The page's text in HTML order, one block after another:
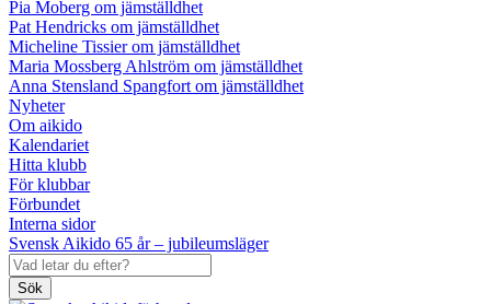
Pia Moberg om jämställdhet
Pat Hendricks om jämställdhet
Micheline Tissier om jämställdhet
Maria Mossberg Ahlström om jämställdhet
Anna Stensland Spangfort om jämställdhet
Nyheter
Om aikido
Kalendariet
Hitta klubb
För klubbar
Förbundet
Interna sidor
Svensk Aikido 65 år – jubileumsläger
Sök